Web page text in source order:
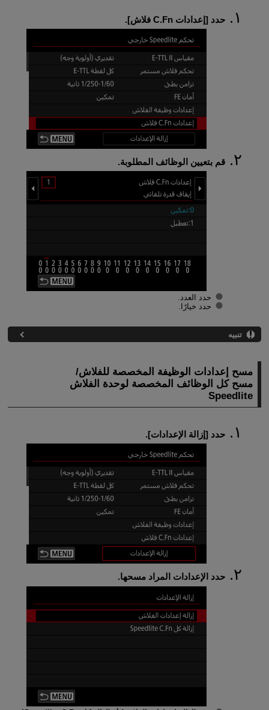
حدد [إعدادات C.Fn فلاش ].
قم بتعيين الوظائف المطلوبة.
حدد العدد.
حدد خيارًا.
تنبيه
مسح إعدادات الوظيفة المخصصة للفلاش/
مسح كل الوظائف المخصصة لوحدة الفلاش
Speedlite
حدد [إزالة الإعدادات].
حدد الإعدادات المراد مسحها.